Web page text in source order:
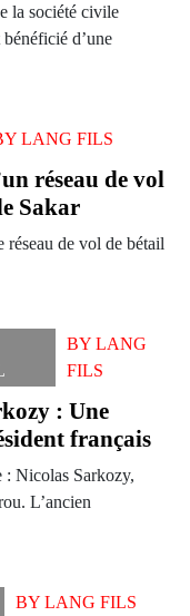
la société civile
d’une
LANG FILS
réseau de vol
Sakar
de vol de bétail
BYLANG
FILS
: Une
français
: Nicolas Sarkozy,
L’ancien
BY LANG FILS